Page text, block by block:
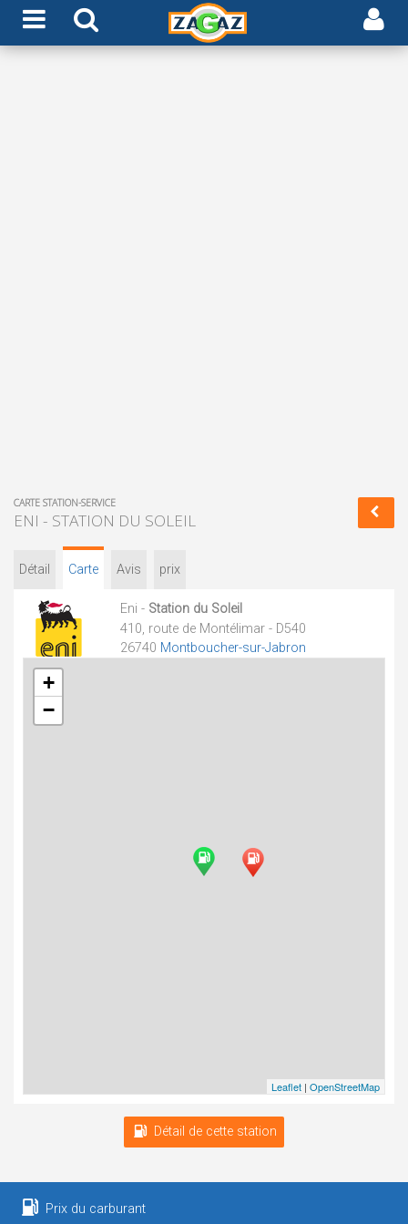
CARTE STATION-SERVICE
ENI - STATION DU SOLEIL
Détail Carte Avis prix
Eni - Station du Soleil
410, route de Montélimar - D540
26740 Montboucher-sur-Jabron
+
−
Leaflet | OpenStreetMap
Détail de cette station
Prix du carburant